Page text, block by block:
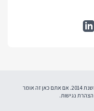
אנחנו באוויר ומלמדים תכנות ברשת משנת 2014. אם אתם כאן זה אומר
הצהרת נגישות.